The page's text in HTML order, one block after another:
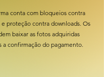
conta com bloqueios contra
proteção contra downloads. Os
baixar as fotos adquiridas
a confirmação do pagamento.